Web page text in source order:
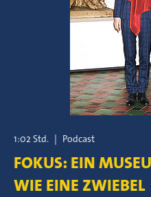
1:02 Std. | Podcast
FOKUS: EIN
WIE EINE ZWIEBEL